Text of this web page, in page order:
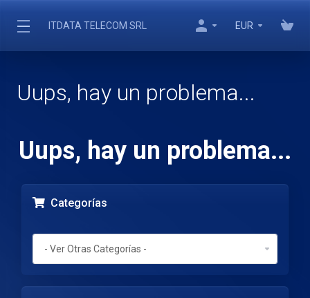
ITDATA TELECOM SRL EUR
Uups, hay un problema...
Uups, hay un problema...
Categorías